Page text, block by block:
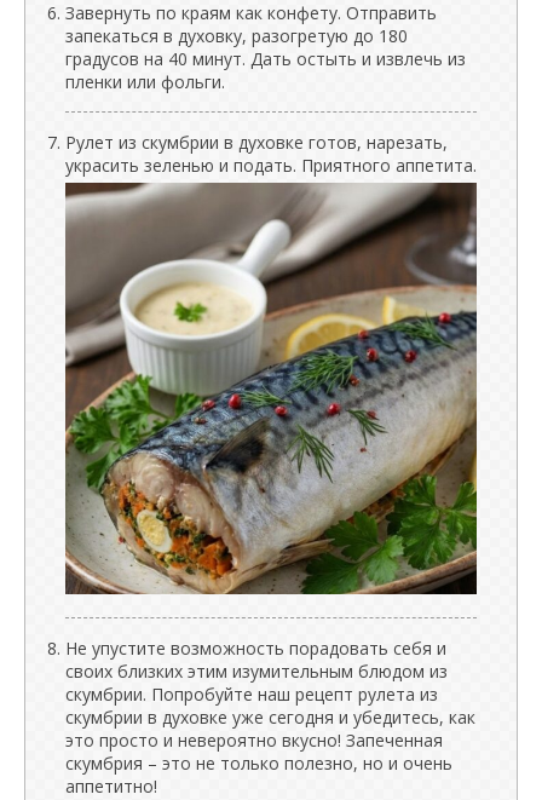
Завернуть по краям как конфету. Отправить
запекаться в духовку, разогретую до 180
градусов на 40 минут. Дать остыть и извлечь из
пленки или фольги.
Рулет из скумбрии в духовке готов, нарезать,
украсить зеленью и подать. Приятного аппетита.
Не упустите возможность порадовать себя и
своих близких этим изумительным блюдом из
скумбрии. Попробуйте наш рецепт рулета из
скумбрии в духовке уже сегодня и убедитесь, как
это просто и невероятно вкусно! Запеченная
скумбрия – это не только полезно, но и очень
аппетитно!